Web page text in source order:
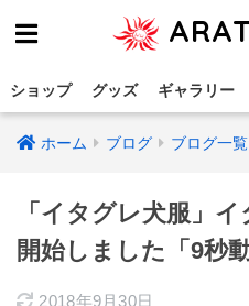
ショップ グッズ ギャラリー
ホーム ブログ ブログ一覧
「イタグレ犬服」
開始しました「9秒
2018年9月30日